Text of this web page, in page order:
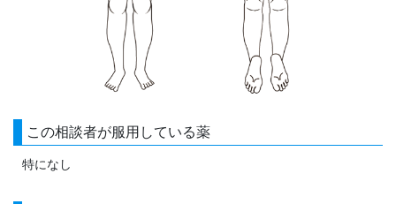
この相談者が服用している薬
特になし